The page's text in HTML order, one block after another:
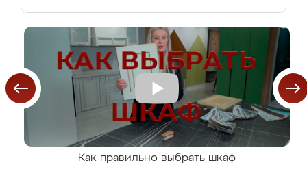
Как правильно выбрать шкаф